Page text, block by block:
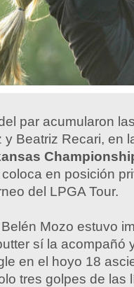
par acumularon
Beatriz Recari, en
en posición
del LPGA Tour.
Mozo estuvo
sí la acompañó
en el hoyo 18
tres golpes de las